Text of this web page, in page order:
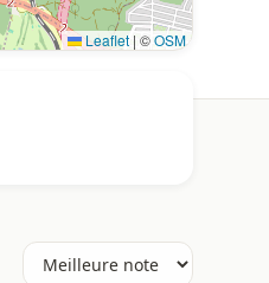
Leaflet | ©OSM